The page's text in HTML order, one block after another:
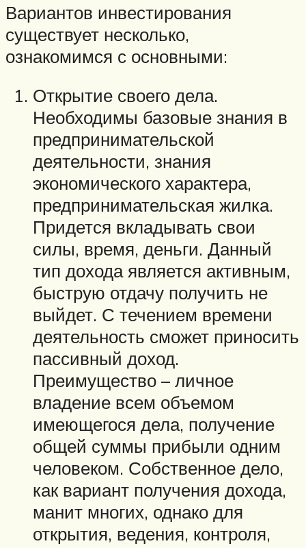
Вариантов инвестирования
существует несколько,
ознакомимся с основными:
Открытие своего дела.
Необходимы базовые знания в
предпринимательской
деятельности, знания
экономического характера,
предпринимательская жилка.
Придется вкладывать свои
силы, время, деньги. Данный
тип дохода является активным,
быструю отдачу получить не
выйдет. С течением времени
деятельность сможет приносить
пассивный доход.
Преимущество – личное
владение всем объемом
имеющегося дела, получение
общей суммы прибыли одним
человеком. Собственное дело,
как вариант получения дохода,
манит многих, однако для
открытия, ведения, контроля,